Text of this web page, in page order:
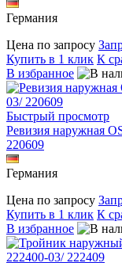
Германия
Цена по запросу
Купить в 1 клик К
В избранное
Быстрый просмотр
Ревизия наружная
220609
Германия
Цена по запросу
Купить в 1 клик К
В избранное